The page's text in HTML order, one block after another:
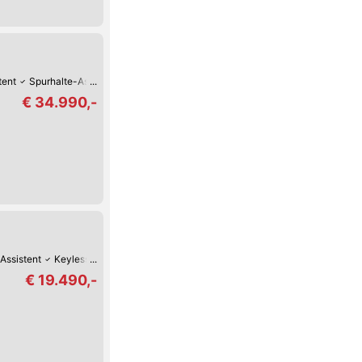
Spurhalte-Assistent
€ 34.990,-
Keyless Go
€ 19.490,-